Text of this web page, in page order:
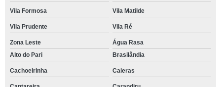
Vila Formosa Vila Matilde
Vila Prudente Vila Ré
Zona Leste
Água Rasa
Alto do Pari
Brasilândia
Cachoeirinha Caieras